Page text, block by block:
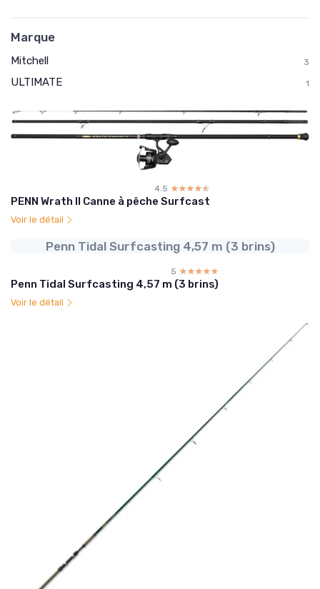
Marque
Mitchell 3
ULTIMATE 1
4.5 ☆☆☆☆☆
★★★★★
PENN Wrath II Canne à pêche Surfcast
Voir le détail
Penn Tidal Surfcasting 4,57 m (3 brins)
5 ☆☆☆☆☆
★★★★★
Penn Tidal Surfcasting 4,57 m (3 brins)
Voir le détail